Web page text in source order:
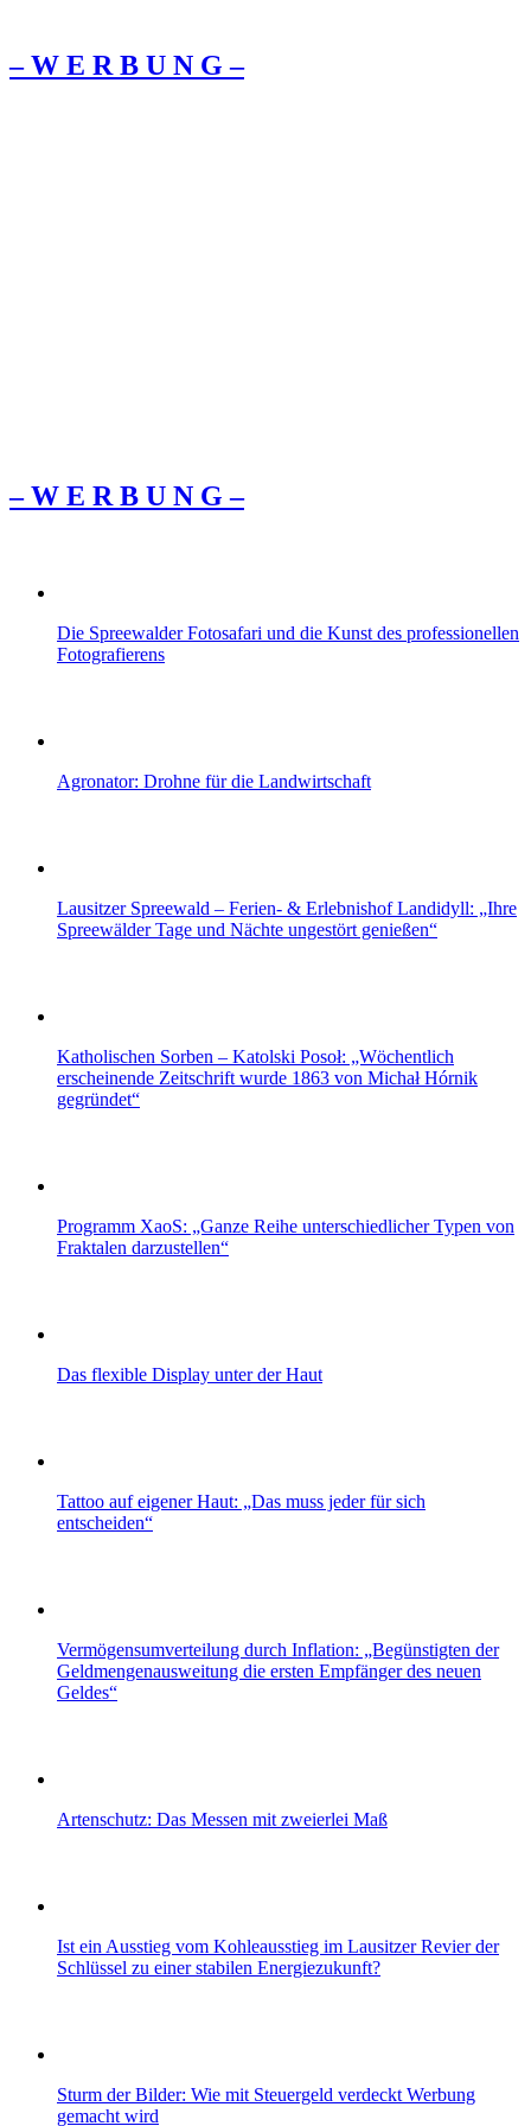
– W Ε R Β U Ν G –
– W Ε R Β U Ν G –
Die Spreewalder Fotosafari und die Kunst des professionellen
Fotografierens
Agronator: Drohne für die Landwirtschaft
Lausitzer Spreewald – Ferien- & Erlebnishof Landidyll: „Ihre
Spreewälder Tage und Nächte ungestört genießen“
Katholischen Sorben – Katolski Posoł: „Wöchentlich
erscheinende Zeitschrift wurde 1863 von Michał Hórnik
gegründet“
Programm XaoS: „Ganze Reihe unterschiedlicher Typen von
Fraktalen darzustellen“
Das flexible Display unter der Haut
Tattoo auf eigener Haut: „Das muss jeder für sich
entscheiden“
Vermögensumverteilung durch Inflation: „Begünstigten der
Geldmengenausweitung die ersten Empfänger des neuen
Geldes“
Artenschutz: Das Messen mit zweierlei Maß
Ist ein Ausstieg vom Kohleausstieg im Lausitzer Revier der
Schlüssel zu einer stabilen Energiezukunft?
Sturm der Bilder: Wie mit Steuergeld verdeckt Werbung
gemacht wird